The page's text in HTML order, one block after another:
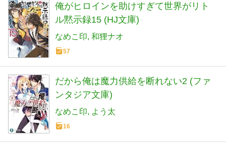
俺がヒロインを助けすぎて世界がリト
ル黙示録15 (HJ文庫)
なめこ印 和狸ナオ
57
だから俺は魔力供給を断れない2 (ファ
ンタジア文庫)
なめこ印 よう太
16